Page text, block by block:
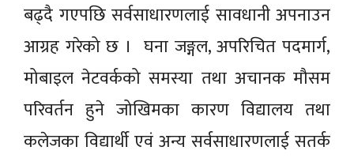
बढ्दै गएपछि सर्वसाधारणलाई सावधानी अपनाउन
आग्रह गरेको छ । घना जङ्गल, अपरिचित पदमार्ग,
मोबाइल नेटवर्कको समस्या तथा अचानक मौसम
परिवर्तन हुने जोखिमका कारण विद्यालय तथा
कलेजका विद्यार्थी एवं अन्य सर्वसाधारणलाई सतर्क